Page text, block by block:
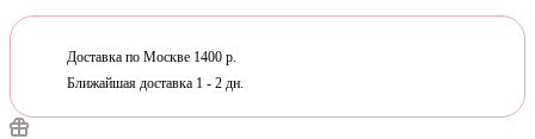
Доставка по Москве 1400 р.
Ближайшая доставка 1 - 2 дн.